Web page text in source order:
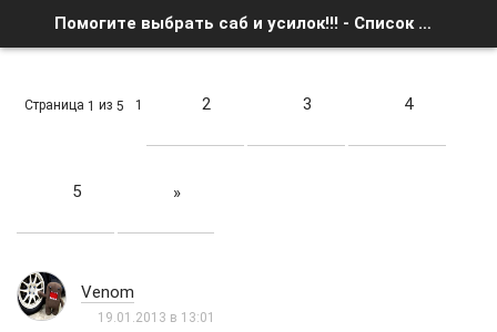
Помогите выбрать саб и усилок!!! - Список форумов
Страница 1 из 5 1 2 3 4
5 »
Venom
19.01.2013 в 13:01